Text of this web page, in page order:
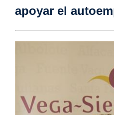
apoyar el